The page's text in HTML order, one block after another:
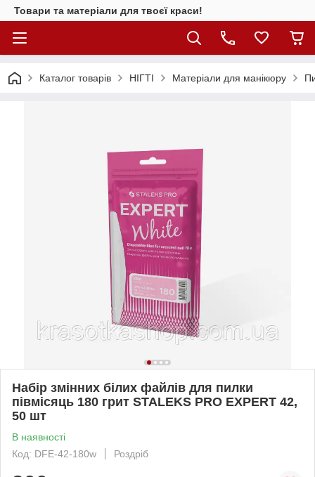
Товари та матеріали для твоєї краси!
Каталог товарiв НІГТІ Матеріали для манікюру
Набір змінних білих файлів для пилки
півмісяць 180 грит STALEKS PRO EXPERT 42,
50 шт
В наявності
Код: DFE-42-180w
Роздріб